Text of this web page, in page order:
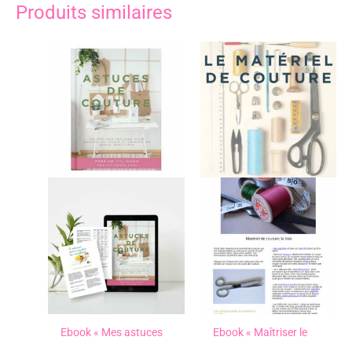
Produits similaires
Ebook « Mes astuces
Ebook « Maîtriser le